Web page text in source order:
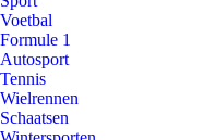
Voetbal
Formule 1
Autosport
Tennis
Wielrennen
Schaatsen